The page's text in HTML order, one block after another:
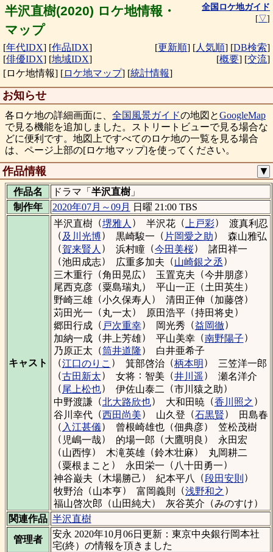
半沢直樹(2020) ロケ地情報・
マップ
全国ロケ地ガイド
[▽]
[年代IDX] [作品IDX]
[俳優IDX] [地域IDX]
[更新順] [人気順] [DB検索]
[概要] [交流]
[ロケ地情報] [ロケ地マップ] [統計情報]
お知らせ
各ロケ地の詳細画面に、 全国風景ガイドの地図とGoogleMap
で見る機能を追加しました。ストリートビューで見る場合な
どに便利です。地図上ですべてのロケ地の一覧を見る場合
は、ページ上部の[ロケ地マップ]を使ってください。
作品情報 ▼
作品名 ドラマ「 半沢直樹」
制作年
2020年07月～09月 日曜 21:00 TBS
キャスト
半沢直樹（堺雅人 ） 半沢花（ 上戸彩）
渡真利忍
（ 及川光博） 黒崎駿一 （ 片岡愛之助）
森山雅弘
（賀来賢人 ） 浜村瞳（今田美桜）
諸田祥一
（池田成志） 広重多加夫 （山崎銀之丞）
三木重行（角田晃広） 玉置克夫 （今井朋彦）
尾西克彦（粟島瑞丸） 平山一正 （土田英生）
野崎三雄（小久保寿人 ） 清田正伸 （加藤啓）
苅田光一 （丸一太） 原田浩平（持田将史 ）
郷田行成（ 戸次重幸） 岡光秀 （益岡徹）
加納一成（井上芳雄） 平山美幸（南野陽子）
乃原正太 （筒井道隆）
白井亜希子
（江口のりこ ） 箕部啓治（柄本明 ）
三笠洋一郎
（古田新太） 女将： 智美 （井川遥）
瀬名洋介
（ 尾上松也） 伊佐山泰二 （市川猿之助）
中野渡謙（北大路欣也） 大和田暁 （香川照之 ）
谷川幸代 （西田尚美） 山久登 （石黒賢）
田島春
（ 入江甚儀） 曾根崎雄也 （佃典彦）
笠松茂樹
（ 児嶋一哉） 的場一郎 （大鷹明良 ）
永田宏
（山西惇） 木滝英雄（鈴木壮麻）
丸岡耕二
（粟根まこと ） 永田栄一 （ 八十田勇一）
神谷巌夫 （木場勝己 ） 紀本平八 （段田安則 ）
牧野治（山本亨） 富岡義則 （浅野和之 ）
福山啓次郎 （山田純大） 灰谷英介 （みのすけ）
関連作品 半沢直樹
管理者
安永 2020年10月06日更新：東京中央銀行岡本社
宅(終）の情報を頂きました